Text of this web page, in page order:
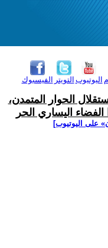
الفيسبوك التويتر اليوتيوب
الحوار المتمدن،
اليساري الحر
على اليوتيوب]